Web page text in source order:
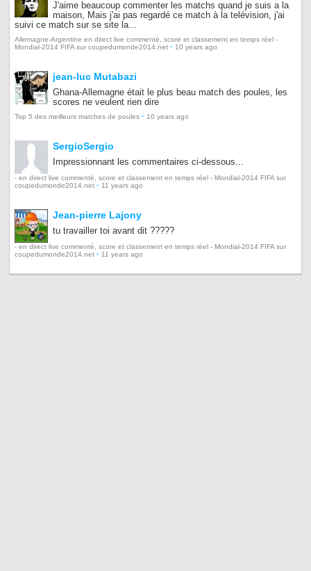
J'aime beaucoup commenter les matchs quand je suis a la
maison, Mais j'ai pas regardé ce match à la telévision, j'ai
suivi ce match sur se site la...
Allemagne-Argentine en direct live commenté, score et classement en temps réel -
Mondial-2014 FIFA sur coupedumonde2014.net · 10 years ago
jean-luc Mutabazi
Ghana-Allemagne était le plus beau match des poules, les
scores ne veulent rien dire
Top 5 des meilleurs matches de poules · 10 years ago
SergioSergio
Impressionnant les commentaires ci-dessous...
- en direct live commenté, score et classement en temps réel - Mondial-2014 FIFA sur
coupedumonde2014.net · 11 years ago
Jean-pierre Lajony
tu travailler toi avant dit ?????
- en direct live commenté, score et classement en temps réel - Mondial-2014 FIFA sur
coupedumonde2014.net · 11 years ago